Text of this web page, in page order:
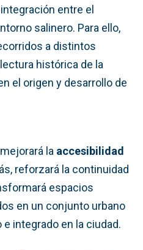
entre el
salinero. Para ello,
a distintos
histórica de la
el origen y desarrollo de
la accesibilidad
reforzará la continuidad
espacios
en un conjunto urbano
integrado en la ciudad.